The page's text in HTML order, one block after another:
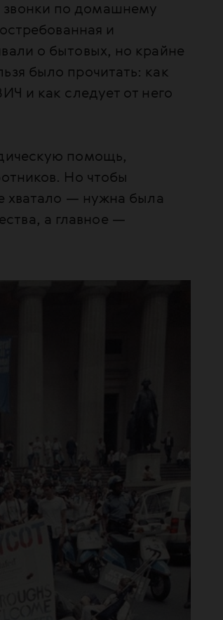
по домашнему
и
о бытовых, но крайне
было прочитать: как
и как следует от него
помощь,
Но чтобы
хватало — нужна была
а главное —